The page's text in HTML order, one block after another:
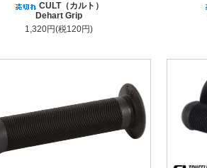
CULT（カルト）
Dehart Grip
1,320円(税120円)